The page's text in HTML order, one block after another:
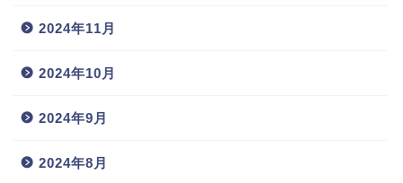
2024年11月
2024年10月
2024年9月
2024年8月